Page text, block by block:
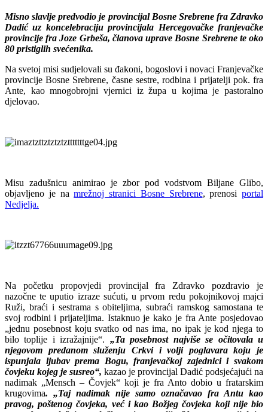
Misno slavlje predvodio je provincijal Bosne Srebrene fra Zdravko
Dadić uz koncelebraciju provincijala Hercegovačke franjevačke
provincije fra Joze Grbeša, članova uprave Bosne Srebrene te oko
80 pristiglih svećenika.
Na svetoj misi sudjelovali su đakoni, bogoslovi i novaci Franjevačke
provincije Bosne Srebrene, časne sestre, rodbina i prijatelji pok. fra
Ante, kao mnogobrojni vjernici iz župa u kojima je pastoralno
djelovao.
Misu zadušnicu animirao je zbor pod vodstvom Biljane Glibo,
objavljeno je namrežnoj stranici Bosne Srebrene, prenosi portal
Nedjelja.
Na početku propovjedi provincijal fra Zdravko pozdravio je
nazočne te uputio izraze sućuti, u prvom redu pokojnikovoj majci
Ruži, braći i sestrama s obiteljima, subraći ramskog samostana te
svoj rodbini i prijateljima. Istaknuo je kako je fra Ante posjedovao
„jednu posebnost koju svatko od nas ima, no ipak je kod njega to
bilo toplije i izražajnije“. „Ta posebnost najviše se očitovala u
njegovom predanom služenju Crkvi i volji poglavara koju je
ispunjala ljubav prema Bogu, franjevačkoj zajednici i svakom
čovjeku kojeg je susreo“, kazao je provincijal Dadić podsjećajući na
nadimak „Mensch – Čovjek“ koji je fra Anto dobio u fratarskim
krugovima. „Taj nadimak nije samo označavao fra Antu kao
pravog, poštenog čovjeka, već i kao Božjeg čovjeka koji nije bio